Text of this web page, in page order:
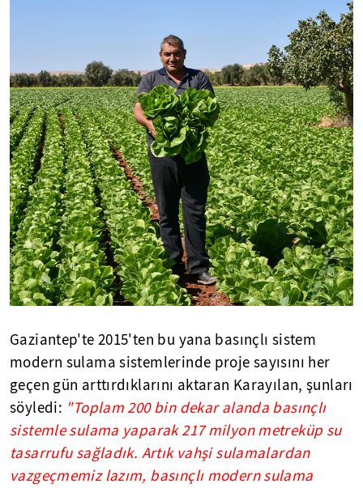
Gaziantep'te 2015'ten bu yana basınçlı sistem
modern sulama sistemlerinde proje sayısını her
geçen gün arttırdıklarını aktaran Karayılan, şunları
söyledi: "Toplam 200 bin dekar alanda basınçlı
sistemle sulama yaparak 217 milyon metreküp su
tasarrufu sağladık. Artık vahşi sulamalardan
vazgeçmemiz lazım, basınçlı modern sulama